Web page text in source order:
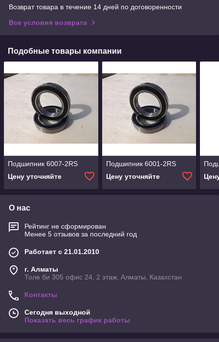
Возврат товара в течение 14 дней по договоренности
Все условия возврата
Подобные товары компании
Подшипник 6007-2RS
Цену уточняйте
Подшипник 6001-2RS
Цену уточняйте
О нас
Рейтинг не сформирован
Менее 5 отзывов за последний год
Работает с 21.01.2010
г. Алматы
Толе би 305 офис 24, 2 этаж, Алматы, Казахстан
Контакты
Сегодня выходной
Показать весь график работы